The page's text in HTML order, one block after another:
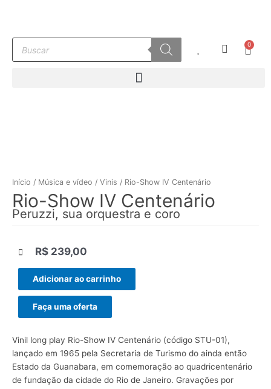
conteúdo
Pesquisar
produtos
0
Início / Música e vídeo / Vinis / Rio-Show IV Centenário
Rio-Show IV Centenário
Peruzzi, sua orquestra e coro
R$ 239,00
Adicionar ao carrinho
Faça uma oferta
Vinil long play Rio-Show IV Centenário (código STU-01),
lançado em 1965 pela Secretaria de Turismo do ainda então
Estado da Guanabara, em comemoração ao quadricentenário
de fundação da cidade do Rio de Janeiro. Gravações por